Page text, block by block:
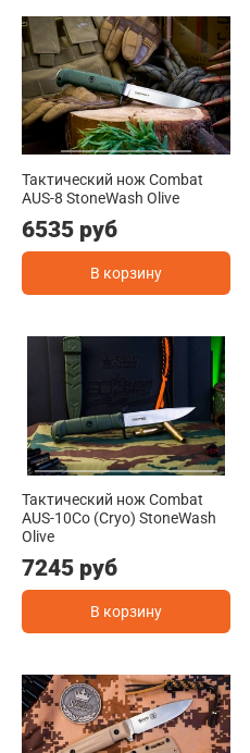
Тактический нож Combat
AUS-8 StoneWash Olive
6535 руб
В корзину
Тактический нож Combat
AUS-10Co (Cryo) StoneWash
Olive
7245 руб
В корзину